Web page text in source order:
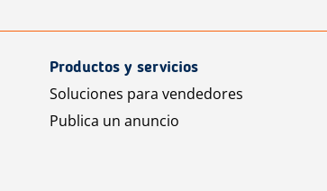
Productos y servicios
Soluciones para vendedores
Publica un anuncio